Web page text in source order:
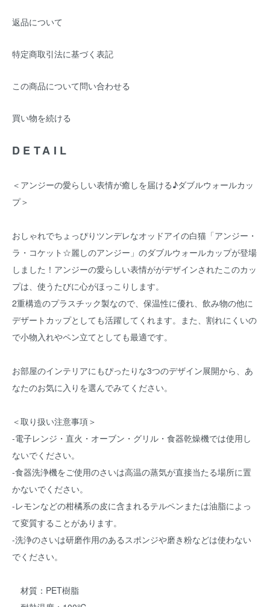
返品について
特定商取引法に基づく表記
この商品について問い合わせる
買い物を続ける
DETAIL
＜アンジーの愛らしい表情が癒しを届ける♪ダブルウォールカッ
プ＞
おしゃれでちょっぴりツンデレなオッドアイの白猫「アンジー・
ラ・コケット☆麗しのアンジー」のダブルウォールカップが登場
しました！アンジーの愛らしい表情ががデザインされたこのカッ
プは、使うたびに心がほっこりします。
2重構造のプラスチック製なので、保温性に優れ、飲み物の他に
デザートカップとしても活躍してくれます。また、割れにくいの
で小物入れやペン立てとしても最適です。
お部屋のインテリアにもぴったりな3つのデザイン展開から、あ
なたのお気に入りを選んでみてください。
＜取り扱い注意事項＞
-電子レンジ・直火・オーブン・グリル・食器乾燥機では使用し
ないでください。
-食器洗浄機をご使用のさいは高温の蒸気が直接当たる場所に置
かないでください。
-レモンなどの柑橘系の皮に含まれるテルペンまたは油脂によっ
て変質することがあります。
-洗浄のさいは研磨作用のあるスポンジや磨き粉などは使わない
でください。
材質：PET樹脂